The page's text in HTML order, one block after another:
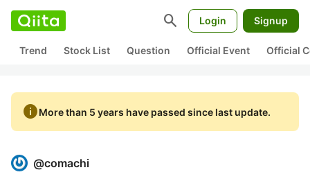
search Login Signup
Trend Stock List Question Official Event Official
infoMore than 5 years have passed since last update.
@comachi